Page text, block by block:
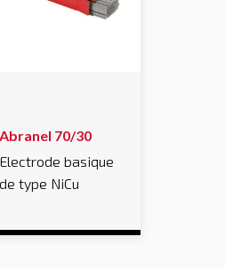
Abranel 70/30
Electrode basique
de type NiCu